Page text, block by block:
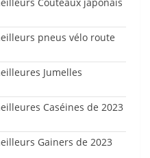
pneus vélo route
Jumelles
Caséines de 2023
Gainers de 2023